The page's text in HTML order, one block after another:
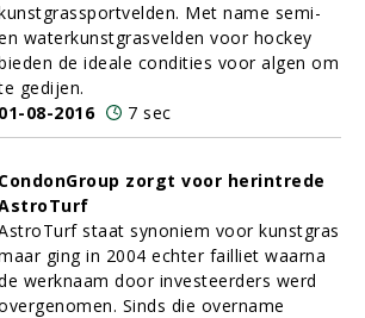
Met name semi-
waterkunstgrasvelden voor hockey
de ideale condities voor algen om
gedijen.
01-08-2016
7 sec
CondonGroup zorgt voor herintrede
staat synoniem voor kunstgras
ging in 2004 echter failliet waarna
werknaam door investeerders werd
Sinds die overname